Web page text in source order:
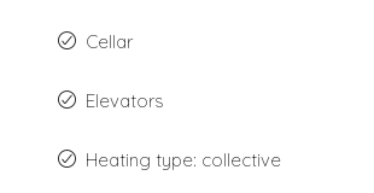
Cellar
Elevators
Heating type: collective